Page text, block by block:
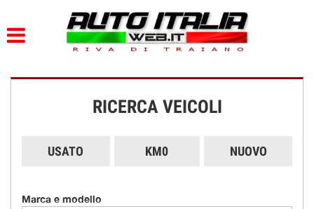
RICERCA VEICOLI
USATO KM0 NUOVO
Marca e modello